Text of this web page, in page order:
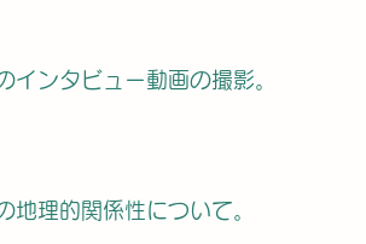
ンタビュー動画の撮影。
理的関係性について。